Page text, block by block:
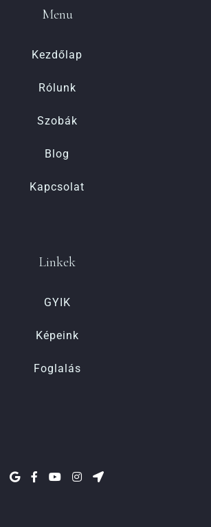
Menu
Kezdőlap
Rólunk
Szobák
Blog
Kapcsolat
Linkek
GYIK
Képeink
Foglalás